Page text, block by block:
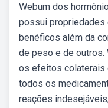
Webum dos
possui
benéficos além da
de peso e de outros.
os efeitos colaterais
todos os
reações